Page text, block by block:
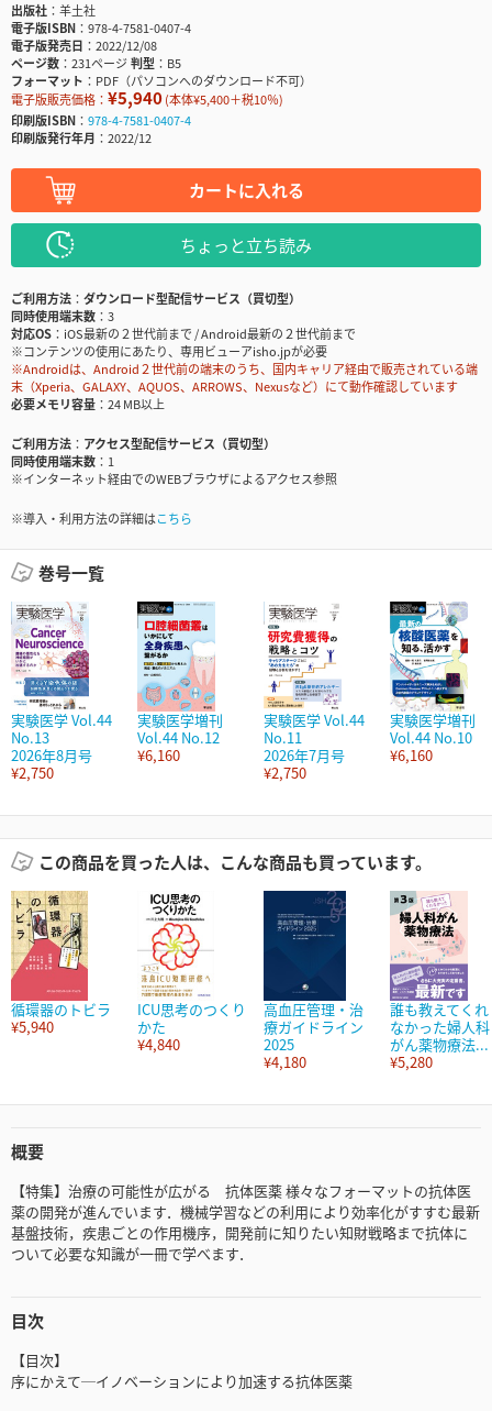
出版社
羊土社
電子版ISBN
978-4-7581-0407-4
電子版発売日
2022/12/08
ページ数
231ページ判型
B5
フォーマット
PDF（パソコンへのダウンロード不可）
電子版販売価格： ¥5,940(本体¥5,400＋税10％)
印刷版ISBN
978-4-7581-0407-4
印刷版発行年月
2022/12
カートに入れる
ちょっと立ち読み
ご利用方法
ダウンロード型配信サービス（買切型）
同時使用端末数
3
対応OS
iOS最新の２世代前まで / Android最新の２世代前まで
※コンテンツの使用にあたり、専用ビューアisho.jpが必要
※Androidは、Android２世代前の端末のうち、国内キャリア経由で販売されている端
末（Xperia、GALAXY、AQUOS、ARROWS、Nexusなど）にて動作確認しています
必要メモリ容量
24 MB以上
ご利用方法
アクセス型配信サービス（買切型）
同時使用端末数
1
※インターネット経由でのWEBブラウザによるアクセス参照
※導入・利用方法の詳細はこちら
巻号一覧
実験医学 Vol.44
No.13
2026年8月号
¥2,750
実験医学増刊
Vol.44 No.12
¥6,160
実験医学 Vol.44
No.11
2026年7月号
¥2,750
実験医学増刊
Vol.44 No.10
¥6,160
この商品を買った人は、こんな商品も買っています。
循環器のトビラ
¥5,940
ICU思考のつくり
かた
¥4,840
高血圧管理・治
療ガイドライン
2025
¥4,180
誰も教えてくれ
なかった婦人科
がん薬物療法...
¥5,280
概要
【特集】治療の可能性が広がる 抗体医薬 様々なフォーマットの抗体医
薬の開発が進んでいます．機械学習などの利用により効率化がすすむ最新
基盤技術，疾患ごとの作用機序，開発前に知りたい知財戦略まで抗体に
ついて必要な知識が一冊で学べます．
目次
【目次】
序にかえて─イノベーションにより加速する抗体医薬